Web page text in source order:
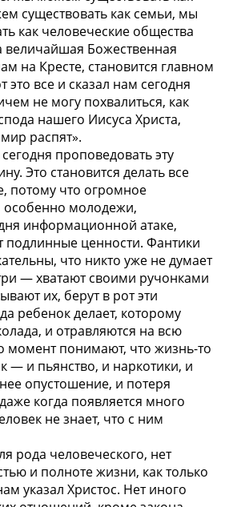
существовать как семьи, мы
как человеческие общества
величайшая Божественная
на Кресте, становится главном
все и сказал нам сегодня
не могу похвалиться, как
нашего Иисуса Христа,
распят».
проповедовать эту
Это становится делать все
потому что огромное
особенно молодежи,
информационной атаке,
подлинные ценности. Фантики
что никто уже не думает
— хватают своими ручонками
их, берут в рот эти
ребенок делает, которому
и отравляются на всю
момент понимают, что жизнь-то
— и пьянство, и наркотики, и
опустошение, и потеря
когда появляется много
не знает, что с ним
рода человеческого, нет
и полноте жизни, как только
указал Христос. Нет иного